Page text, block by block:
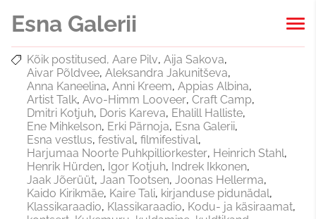
Esna Galerii
Kõik postitused Aare Pilv Aija Sakova
Aivar Põldvee Aleksandra Jakunitševa
Anna Kaneelina Anni Kreem Appias Albina
Artist Talk Avo-Himm Looveer Craft Camp
Dmitri Kotjuh Doris Kareva Ehalill Halliste
Ene Mihkelson Erki Pärnoja Esna Galerii
Esna vestlus festival filmifestival
Harjumaa Noorte Puhkpilliorkester Heinrich Stahl
Henrik Hürden Igor Kotjuh Indrek Ikkonen
Jaak Jõerüüt Jaan Tootsen Joonas Hellerma
Kaido Kirikmäe Kaire Tali kirjanduse pidunädal
Klassikaraadio Klassikaraadio Kodu- ja käsiraamat